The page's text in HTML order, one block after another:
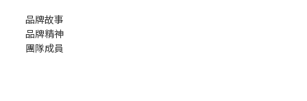
品牌故事
品牌精神
團隊成員